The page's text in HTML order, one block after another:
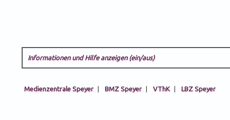
Informationen und Hilfe anzeigen (ein/aus)
Medienzentrale Speyer | BMZ Speyer | VThK | LBZ Speyer